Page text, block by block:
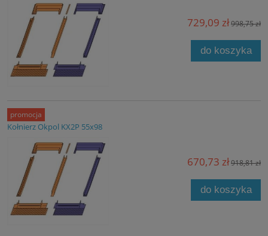
729,09 zł998,75 zł
do koszyka
Kołnierz Okpol KX2P 55x98
670,73 zł918,81 zł
do koszyka
promocja